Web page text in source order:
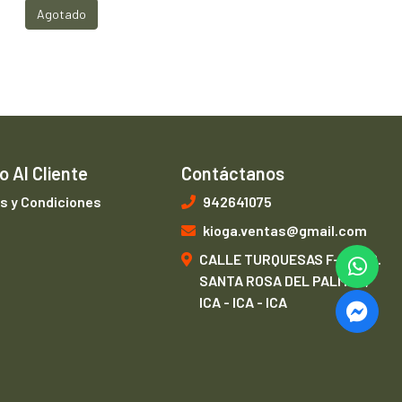
Agotado
Al Cliente
y Condiciones
Contáctanos
942641075
kioga.ventas@gmail.com
CALLE TURQUESAS F-1, URB.
SANTA ROSA DEL PALMAR,
ICA - ICA - ICA